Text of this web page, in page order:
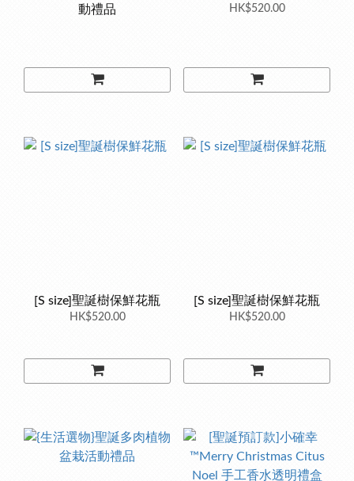
動禮品
HK$520.00
[S size]聖誕樹保鮮花瓶
HK$520.00
[S size]聖誕樹保鮮花瓶
HK$520.00